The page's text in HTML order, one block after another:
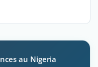
au Nigeria